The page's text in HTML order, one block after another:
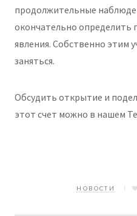
продолжительные
окончательно определить
явления. Собственно этим
заняться.
Обсудить открытие и
этот счет можно в нашем
НОВОСТИ